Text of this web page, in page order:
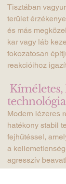
Tisztában
terület
és más
kar vagy láb
fokozatosan
reakcióihoz
technológia
Modern lézeres
hatékony stabil
fejhűtéssel,
a
agresszív
biztonságos,